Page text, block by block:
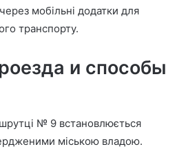
мобільні додатки для
транспорту.
и способы
№ 9 встановлюється
міською владою.